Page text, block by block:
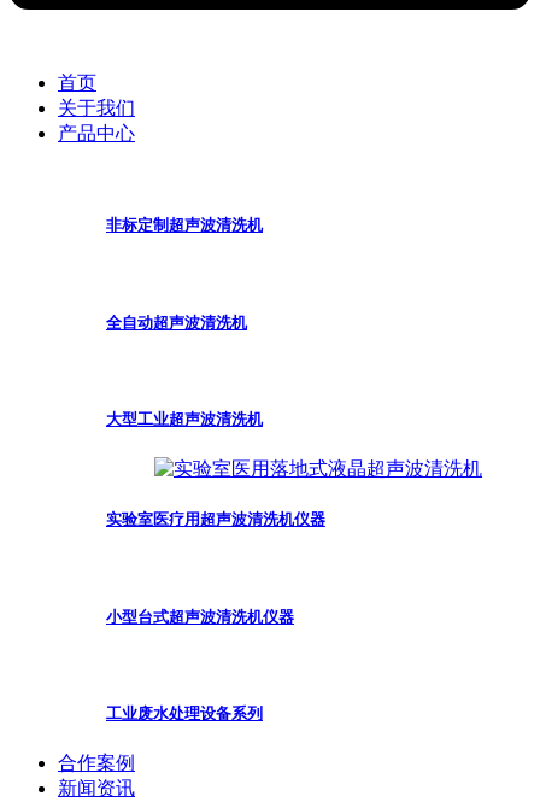
首页
关于我们
产品中心
非标定制超声波清洗机
全自动超声波清洗机
大型工业超声波清洗机
实验室医疗用超声波清洗机仪器
小型台式超声波清洗机仪器
工业废水处理设备系列
合作案例
新闻资讯